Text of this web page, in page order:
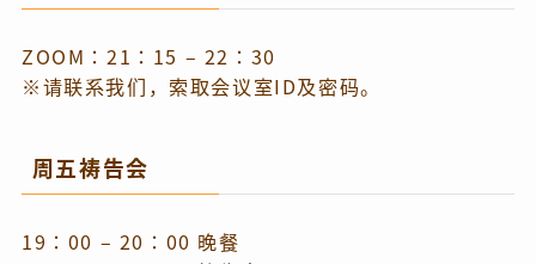
ZOOM：21：15 – 22：30
※请联系我们，索取会议室ID及密码。
周五祷告会
19：00 – 20：00 晚餐